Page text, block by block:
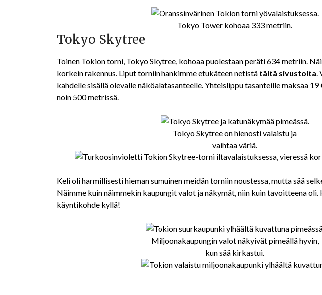
Tokyo Tower kohoaa 333 metriin.
Tokyo Skytree
Toinen Tokion torni, Tokyo Skytree, kohoaa puolestaan peräti 634 metriin.
korkein rakennus. Liput torniin hankimme etukäteen netistä tältä sivustolta.
kahdelle sisällä olevalle näköalatasanteelle. Yhteislippu tasanteille maksaa 19
noin 500 metrissä.
Tokyo Skytree on hienosti valaistu ja
vaihtaa väriä.
Keli oli harmillisesti hieman sumuinen meidän torniin noustessa, mutta sää
Näimme kuin näimmekin kaupungit valot ja näkymät, niin kuin tavoitteena oli.
käyntikohde kyllä!
Miljoonakaupungin valot näkyivät pimeällä hyvin,
kun sää kirkastui.